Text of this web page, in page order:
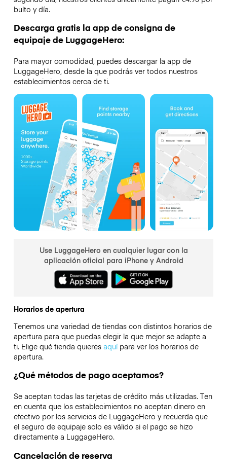
bulto y día.
Descarga gratis la app de consigna de
equipaje de LuggageHero:
Para mayor comodidad, puedes descargar la app de
LuggageHero, desde la que podrás ver todos nuestros
establecimientos cerca de ti.
Use LuggageHero en cualquier lugar con la
aplicación oficial para iPhone y Android
Horarios de apertura
Tenemos una variedad de tiendas con distintos horarios de
apertura para que puedas elegir la que mejor se adapte a
ti. Elige qué tienda quieres aquípara ver los horarios de
apertura.
¿Qué métodos de pago aceptamos?
Se aceptan todas las tarjetas de crédito más utilizadas. Ten
en cuenta que los establecimientos no aceptan dinero en
efectivo por los servicios de LuggageHero y recuerda que
el seguro de equipaje solo es válido si el pago se hizo
directamente a LuggageHero.
Cancelación de reserva